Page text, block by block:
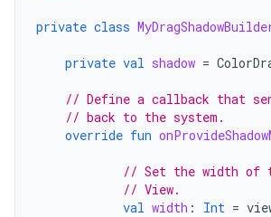
private class
private val shadow =
// Define a callback that
// back to the system.
override fun
// Set the width of
// View.
val width : Int =